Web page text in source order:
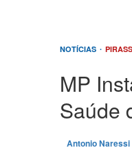
NOTÍCIAS
MP
Saúde
Antonio Naressi